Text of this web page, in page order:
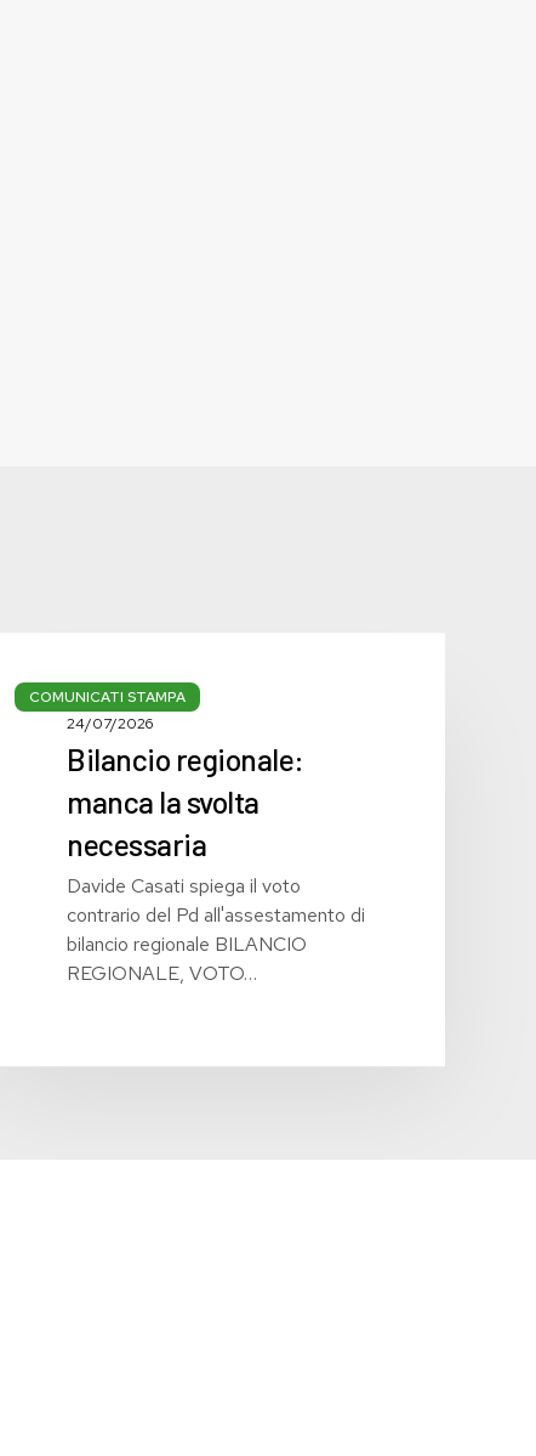
COMUNICATI STAMPA
regionale:
necessaria
24/07/2026
Bilancio regionale:
manca la svolta
necessaria
Davide Casati spiega il voto
contrario del Pd all'assestamento di
bilancio regionale BILANCIO
REGIONALE, VOTO…